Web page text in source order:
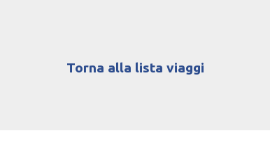
Torna alla lista viaggi